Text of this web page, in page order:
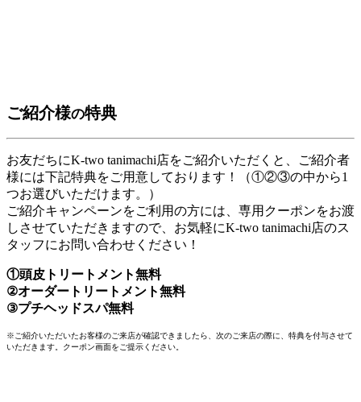
ご紹介様の特典
お友だちにK-two tanimachi店をご紹介いただくと、ご紹介者
様には下記特典をご用意しております！（①②③の中から1
つお選びいただけます。）
ご紹介キャンペーンをご利用の方には、専用クーポンをお渡
しさせていただきますので、お気軽にK-two tanimachi店のス
タッフにお問い合わせください！
①頭皮トリートメント無料
②オーダートリートメント無料
③プチヘッドスパ無料
※ご紹介いただいたお客様のご来店が確認できましたら、次のご来店の際に、特典を付与させて
いただきます。クーポン画面をご提示ください。